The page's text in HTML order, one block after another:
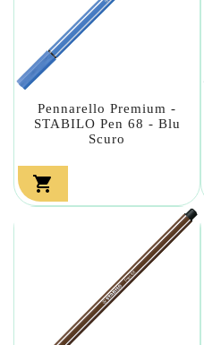
Pennarello Premium -
STABILO Pen 68 - Blu
Scuro
